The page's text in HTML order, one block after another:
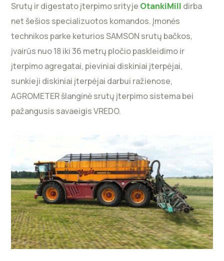
Srutų ir digestato įterpimo srityje OtankiMill dirba
net šešios specializuotos komandos. Įmonės
technikos parke keturios SAMSON srutų bačkos,
įvairūs nuo 18 iki 36 metrų pločio paskleidimo ir
įterpimo agregatai, pieviniai diskiniai įterpėjai,
sunkieji diskiniai įterpėjai darbui ražienose,
AGROMETER šlanginė srutų įterpimo sistema bei
pažangusis savaeigis VREDO.